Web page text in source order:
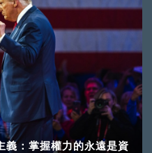
義：掌握權力的永遠是資